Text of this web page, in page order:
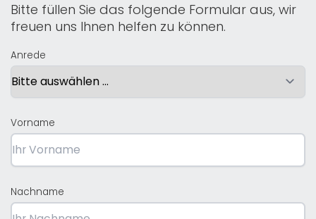
Bitte füllen Sie das folgende Formular aus, wir
freuen uns Ihnen helfen zu können.
Anrede
Vorname
Nachname